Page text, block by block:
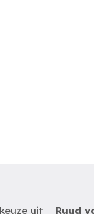
uit
Ruud